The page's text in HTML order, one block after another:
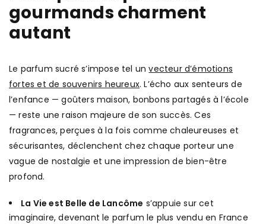
gourmands charment
autant
Le parfum sucré s’impose tel unvecteur d’émotions
fortes et de souvenirs heureux. L’écho aux senteurs de
l’enfance — goûters maison, bonbons partagés à l’école
— reste une raison majeure de son succès. Ces
fragrances, perçues à la fois comme chaleureuses et
sécurisantes, déclenchent chez chaque porteur une
vague de nostalgie et une impression de bien-être
profond.
La Vie est Belle de Lancôme s’appuie sur cet
imaginaire, devenant le parfum le plus vendu en France